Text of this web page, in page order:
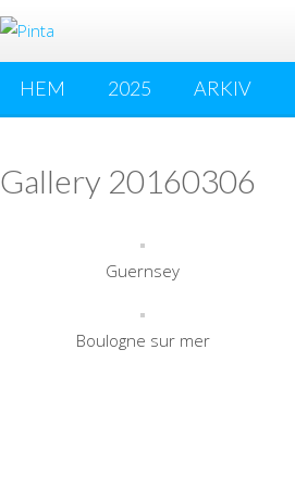
HEM 2025 ARKIV
Gallery 20160306
Guernsey
Boulogne sur mer